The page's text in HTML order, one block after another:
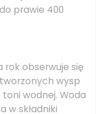
prawie 400
rok obserwuje się
wysp
wodnej. Woda
w składniki